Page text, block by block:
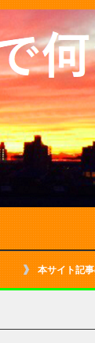
本サイト記